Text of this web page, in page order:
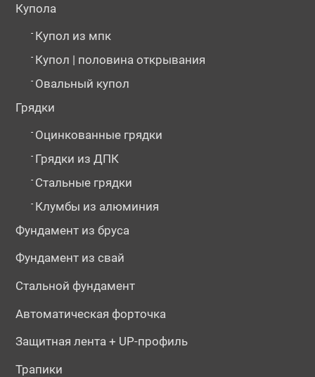
Купола
- Купол из мпк
- Купол | половина открывания
- Овальный купол
Грядки
- Оцинкованные грядки
- Грядки из ДПК
- Стальные грядки
- Клумбы из алюминия
Фундамент из бруса
Фундамент из свай
Стальной фундамент
Автоматическая форточка
Защитная лента + UP-профиль
Трапики